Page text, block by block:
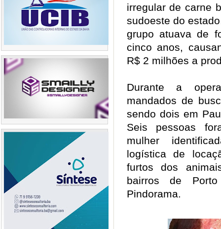
irregular de carne
sudoeste do
grupo atuava de
cinco anos,
R$ 2 milhões a
Durante a
mandados de
sendo dois em
Seis pessoas
mulher
logística de
furtos dos
bairros de
Pindorama.